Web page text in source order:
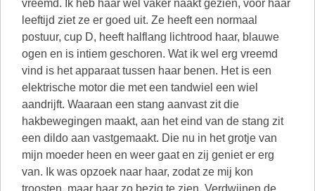
vreemd. Ik heb haar wel vaker naakt gezien, voor haar
leeftijd ziet ze er goed uit. Ze heeft een normaal
postuur, cup D, heeft halflang lichtrood haar, blauwe
ogen en is intiem geschoren. Wat ik wel erg vreemd
vind is het apparaat tussen haar benen. Het is een
elektrische motor die met een tandwiel een wiel
aandrijft. Waaraan een stang aanvast zit die
hakbewegingen maakt, aan het eind van de stang zit
een dildo aan vastgemaakt. Die nu in het grotje van
mijn moeder heen en weer gaat en zij geniet er erg
van. Ik was opzoek naar haar, zodat ze mij kon
troosten, maar haar zo bezig te zien. Verdwijnen de